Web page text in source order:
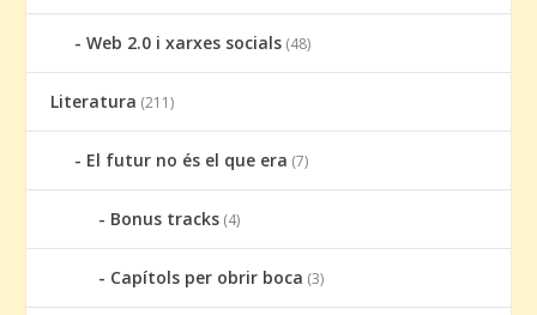
Web 2.0 i xarxes socials (48)
Literatura (211)
El futur no és el que era (7)
Bonus tracks (4)
Capítols per obrir boca (3)